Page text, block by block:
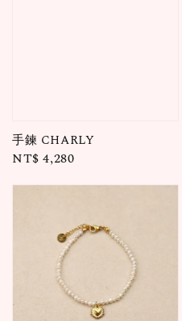
手鍊 CHARLY
Regular
NT$ 4,280